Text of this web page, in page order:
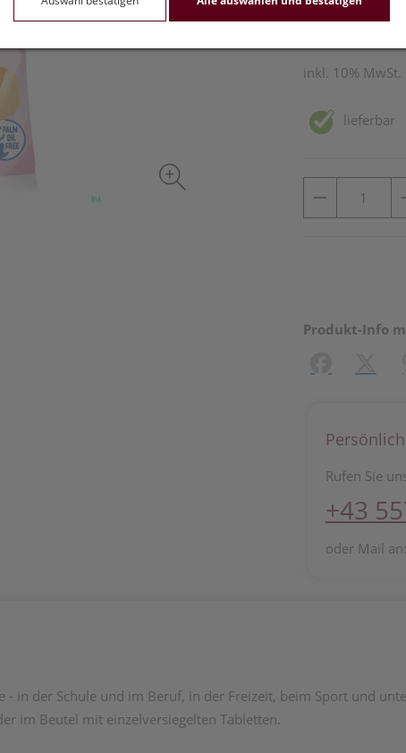
75 g / Einheit
inkl. 10% MwSt.
lieferbar
Produkt-Info
Rufen Sie
+43
oder Mail an:
- in der Schule und im Beruf, in der Freizeit, beim Sport und
im Beutel mit einzelversiegelten Tabletten.